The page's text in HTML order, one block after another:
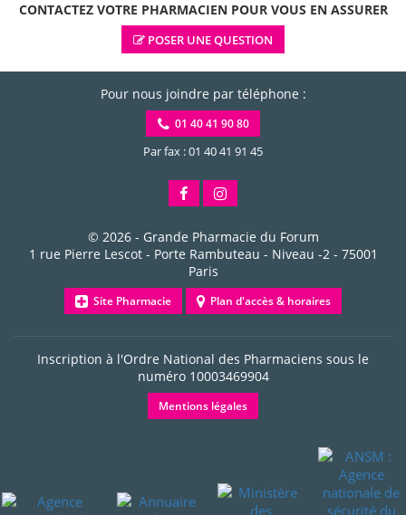
CONTACTEZ VOTRE PHARMACIEN POUR VOUS EN ASSURER
POSER UNE QUESTION
Pour nous joindre par téléphone :
01 40 41 90 80
Par fax : 01 40 41 91 45
© 2026 - Grande Pharmacie du Forum
1 rue Pierre Lescot - Porte Rambuteau - Niveau -2 - 75001
Paris
Site Pharmacie Plan d'accès & horaires
Inscription à l'Ordre National des Pharmaciens sous le
numéro 10003469904
Mentions légales